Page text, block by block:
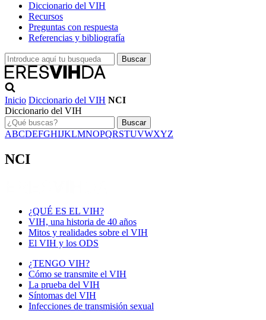
Diccionario del VIH
Recursos
Preguntas con respuesta
Referencias y bibliografía
Inicio Diccionario del VIH NCI
Diccionario del VIH
Buscar
ABCDEFGHIJKLMNOPQRSTUVWXYZ
NCI
¿QUÉ ES EL VIH?
VIH, una historia de 40 años
Mitos y realidades sobre el VIH
El VIH y los ODS
¿TENGO VIH?
Cómo se transmite el VIH
La prueba del VIH
Síntomas del VIH
Infecciones de transmisión sexual